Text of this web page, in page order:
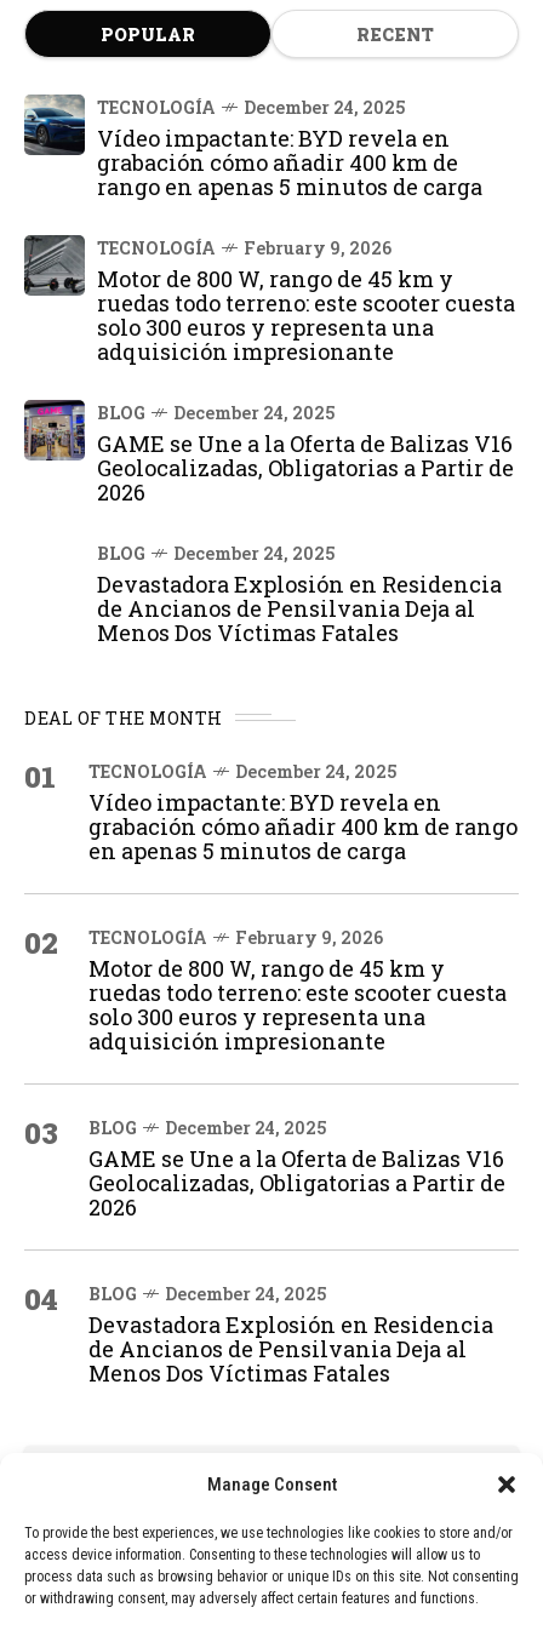
Manage Consent
To provide the best experiences, we use technologies like cookies to store and/or
access device information. Consenting to these technologies will allow us to
process data such as browsing behavior or unique IDs on this site. Not consenting
or withdrawing consent, may adversely affect certain features and functions.
POPULAR RECENT
TECNOLOGÍA December 24, 2025
Vídeo impactante: BYD revela en
grabación cómo añadir 400 km de
rango en apenas 5 minutos de carga
TECNOLOGÍA February 9, 2026
Motor de 800 W, rango de 45 km y
ruedas todo terreno: este scooter cuesta
solo 300 euros y representa una
adquisición impresionante
BLOG December 24, 2025
GAME se Une a la Oferta de Balizas V16
Geolocalizadas, Obligatorias a Partir de
2026
BLOG December 24, 2025
Devastadora Explosión en Residencia
de Ancianos de Pensilvania Deja al
Menos Dos Víctimas Fatales
DEAL OF THE MONTH
01 TECNOLOGÍA December 24, 2025
Vídeo impactante: BYD revela en
grabación cómo añadir 400 km de rango
en apenas 5 minutos de carga
02 TECNOLOGÍA February 9, 2026
Motor de 800 W, rango de 45 km y
ruedas todo terreno: este scooter cuesta
solo 300 euros y representa una
adquisición impresionante
03 BLOG December 24, 2025
GAME se Une a la Oferta de Balizas V16
Geolocalizadas, Obligatorias a Partir de
2026
04 BLOG December 24, 2025
Devastadora Explosión en Residencia
de Ancianos de Pensilvania Deja al
Menos Dos Víctimas Fatales